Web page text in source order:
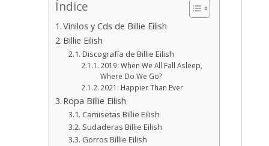
Índice
Vinilos y Cds de Billie Eilish
Billie Eilish
Discografía de Billie Eilish
2019: When We All Fall Asleep,
Where Do We Go?
2021: Happier Than Ever
Ropa Billie Eilish
Camisetas Billie Eilish
Sudaderas Billie Eilish
Gorros Billie Eilish